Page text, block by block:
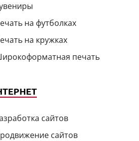
на футболках
на кружках
печать
сайтов
сайтов